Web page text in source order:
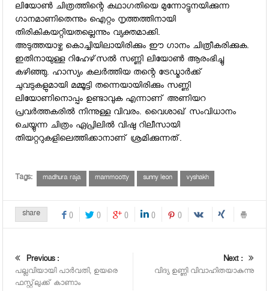
ലിയോണ്‍ ചിത്രത്തിന്റെ കഥാഗതിയെ മുന്നോട്ടുനയിക്കുന്ന
ഗാനമാണിതെന്നും ഐറ്റം നൃത്തത്തിനായി
തിരികികയറ്റിയതല്ലെന്നും വ്യക്തമാക്കി.
അടുത്തയാഴ്ച കൊച്ചിയിലായിരിക്കും ഈ ഗാനം ചിത്രീകരിക്കുക.
ഇതിനായുള്ള റിഹേഴ്‌സല്‍ സണ്ണി ലിയോണ്‍ ആരംഭിച്ചു
കഴിഞ്ഞു. ഹാസ്യം കലര്‍ത്തിയ തന്റെ ട്രേഡ്മാര്‍ക്ക്
ചുവടുകളുമായി മമ്മൂട്ടി തന്നെയായിരിക്കും സണ്ണി
ലിയോണിനൊപ്പം ഉണ്ടാവുക എന്നാണ് അണിയറ
പ്രവര്‍ത്തകരില്‍ നിന്നുള്ള വിവരം. വൈശാഖ് സംവിധാനം
ചെയ്യുന്ന ചിത്രം ഏപ്രിലില്‍ വിഷു റിലീസായി
തിയറ്ററുകളിലെത്തിക്കാനാണ് ശ്രമിക്കുന്നത്.
Tags: madhura raja mammootty sunny leon vyshakh
share 0 0 0 0 0
Previous :
പല്ലവിയായി പാര്‍വതി, ഉയരെ
ഫസ്റ്റ്‌ലുക്ക് കാണാം
Next :
വിദ്യ ഉണ്ണി വിവാഹിതയാകുന്നു